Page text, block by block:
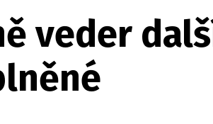
veder